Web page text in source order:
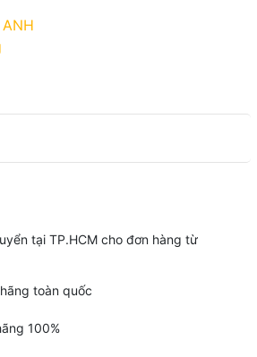
tại TP.HCM cho đơn hàng từ
toàn quốc
100%